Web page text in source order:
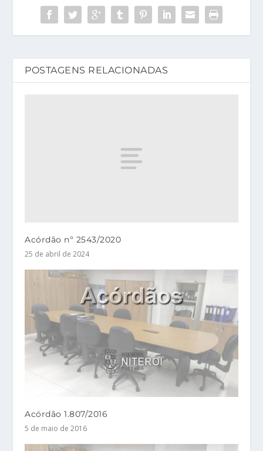
POSTAGENS RELACIONADAS
Acórdão nº 2543/2020
25 de abril de 2024
Acórdão 1.807/2016
5 de maio de 2016